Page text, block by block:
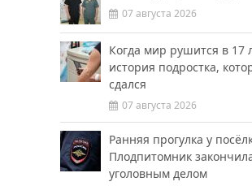
07 августа 2026
Когда мир рушится в 17
история подростка,
сдался
07 августа 2026
Ранняя прогулка у
Плодпитомник
уголовным делом